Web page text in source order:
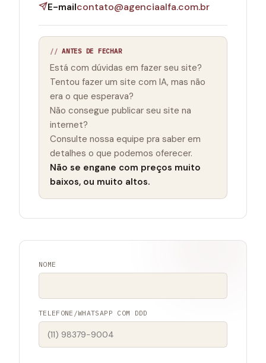
E-mailcontato@agenciaalfa.com.br
ANTES DE FECHAR
Está com dúvidas em fazer seu site?
Tentou fazer um site com IA, mas não
era o que esperava?
Não consegue publicar seu site na
internet?
Consulte nossa equipe pra saber em
detalhes o que podemos oferecer.
Não se engane com preços muito
baixos, ou muito altos.
NOME
TELEFONE/WHATSAPP COM DDD